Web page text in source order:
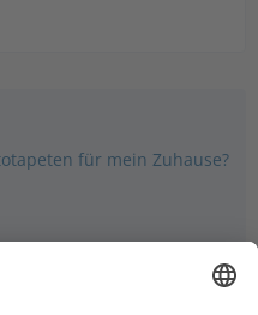
für mein Zuhause?